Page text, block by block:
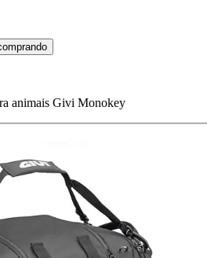
animais Givi Monokey